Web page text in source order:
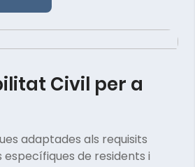
Civil per a
adaptades als requisits
específiques de residents i